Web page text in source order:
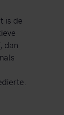
is de
dan